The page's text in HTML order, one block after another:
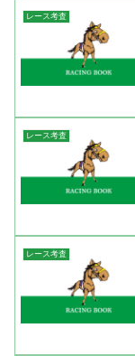
レース考査
レース考査
レース考査